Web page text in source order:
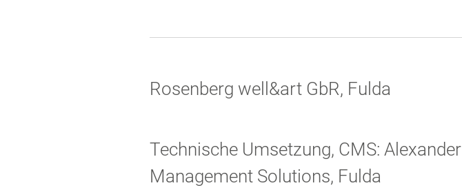
Rosenberg well&art GbR, Fulda
Technische Umsetzung, CMS:
Management Solutions, Fulda